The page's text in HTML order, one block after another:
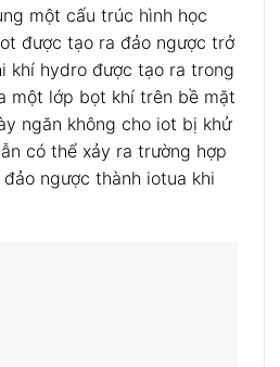
một cấu trúc hình học
được tạo ra đảo ngược trở
khí hydro được tạo ra trong
một lớp bọt khí trên bề mặt
ngăn không cho iot bị khử
có thể xảy ra trường hợp
ngược thành iotua khi